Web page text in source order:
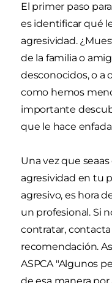
El primer paso
es identificar qué
agresividad.
de la familia o
desconocidos, o a
como hemos
importante
que le hace
Una vez que
agresividad en tu
agresivo, es hora
un profesional. Si
contratar,
recomendación.
ASPCA "Algunos